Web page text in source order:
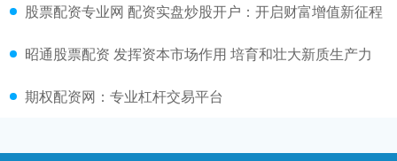
股票配资专业网 配资实盘炒股开户：开启财富增值新征程
昭通股票配资 发挥资本市场作用 培育和壮大新质生产力
期权配资网：专业杠杆交易平台